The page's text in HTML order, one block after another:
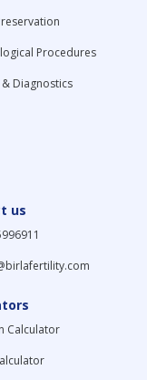
Procedures
Diagnostics
us
Calculator